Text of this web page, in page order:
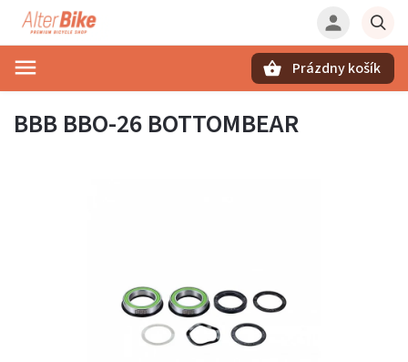
Prázdny košík
BBB BBO-26 BOTTOMBEAR